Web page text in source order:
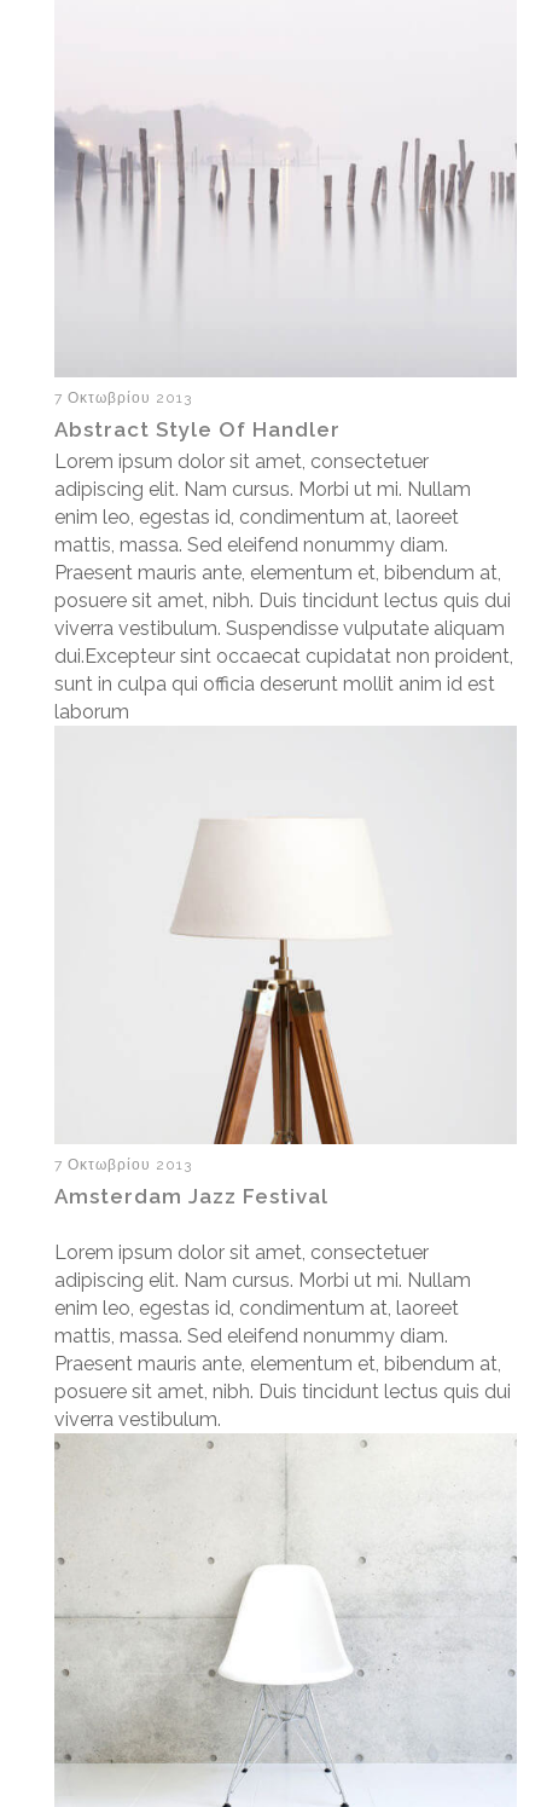
7 Οκτωβρίου 2013
Abstract Style Of Handler
Lorem ipsum dolor sit amet, consectetuer
adipiscing elit. Nam cursus. Morbi ut mi. Nullam
enim leo, egestas id, condimentum at, laoreet
mattis, massa. Sed eleifend nonummy diam.
Praesent mauris ante, elementum et, bibendum at,
posuere sit amet, nibh. Duis tincidunt lectus quis dui
viverra vestibulum. Suspendisse vulputate aliquam
dui.Excepteur sint occaecat cupidatat non proident,
sunt in culpa qui officia deserunt mollit anim id est
laborum
7 Οκτωβρίου 2013
Amsterdam Jazz Festival
Lorem ipsum dolor sit amet, consectetuer
adipiscing elit. Nam cursus. Morbi ut mi. Nullam
enim leo, egestas id, condimentum at, laoreet
mattis, massa. Sed eleifend nonummy diam.
Praesent mauris ante, elementum et, bibendum at,
posuere sit amet, nibh. Duis tincidunt lectus quis dui
viverra vestibulum.